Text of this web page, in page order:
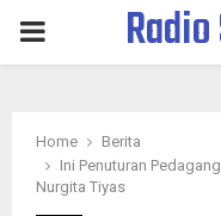
PRIMARY
Home
Berita
Ini Penuturan
Nurgita Tiyas